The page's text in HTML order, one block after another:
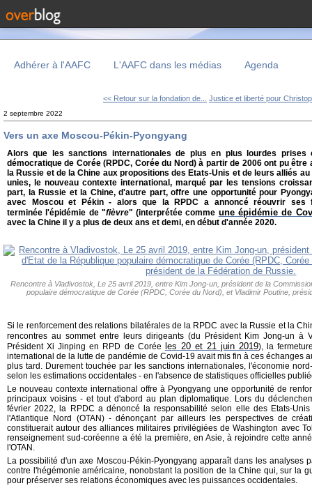
Adhérer à l'AAFC L'AAFC dans les médias Agenda
<< Retour sur la fondation de... Justice et liberté pour
2 septembre 2022
Vers un axe Moscou-Pékin-Pyongyang
Alors que les sanctions internationales de plus en plus lourdes prises
démocratique de Corée (RPDC, Corée du Nord) à partir de 2006 ont pu
la Russie et de la Chine aux propositions des Etats-Unis et de leurs alliés
unies, le nouveau contexte international, marqué par les tensions
part, la Russie et la Chine, d'autre part, offre une opportunité pour
avec Moscou et Pékin - alors que la RPDC a annoncé réouvrir ses
terminée l'épidémie de "fièvre" (interprétée comme une épidémie de
avec la Chine il y a plus de deux ans et demi, en début d'année 2020.
Rencontre à Vladivostok, Le 25 avril 2019, entre Kim Jong-un, président de la
populaire démocratique de Corée (RPDC, Corée du Nord), et Vladimir Poutine,
Si le renforcement des relations bilatérales de la RPDC avec la Russie et la
rencontres au sommet entre leurs dirigeants (du Président Kim Jong-un à
Président Xi Jinping en RPD de Corée
les 20 et 21 juin 2019), la
international de la lutte de pandémie de Covid-19 avait mis fin à ces échanges
plus tard. Durement touchée par les sanctions internationales, l'économie
selon les estimations occidentales - en l'absence de statistiques officielles
Le nouveau contexte international offre à Pyongyang une opportunité de
principaux voisins - et tout d'abord au plan diplomatique. Lors du
février 2022, la RPDC a dénoncé la responsabilité selon elle des Etats-
l'Atlantique Nord (OTAN) - dénonçant par ailleurs les perspectives de
constituerait autour des alliances militaires privilégiées de Washington avec
renseignement sud-coréenne a été la première, en Asie, à rejoindre cette
l'OTAN.
La possibilité d'un axe Moscou-Pékin-Pyongyang apparaît dans les analyses
contre l'hégémonie américaine, nonobstant la position de la Chine qui, sur la
pour préserver ses relations économiques avec les puissances occidentales.